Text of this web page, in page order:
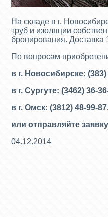
На складе в г.
труб и изоляции
бронирования. Доставка
По вопросам
в г. Новосибирске:
в г. Сургуте: (3462) 36-
в г. Омск: (3812) 48-99-
или отправляйте
04.12.2014